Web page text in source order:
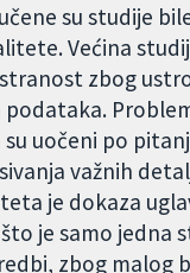
su studije
Većina
zbog
podataka.
uočeni po
važnih
je dokaza
je samo jedna
zbog malog